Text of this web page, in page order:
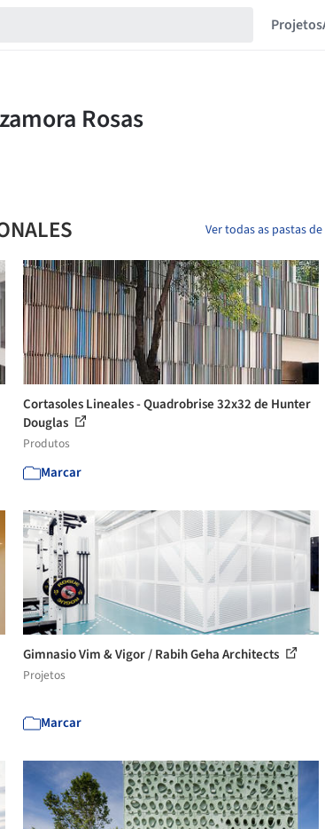
Projetos
Ver todas as pastas
Cortasoles Lineales - Quadrobrise 32x32 de Hunter
Douglas
Produtos
Marcar
Gimnasio Vim & Vigor / Rabih Geha Architects
Projetos
Marcar